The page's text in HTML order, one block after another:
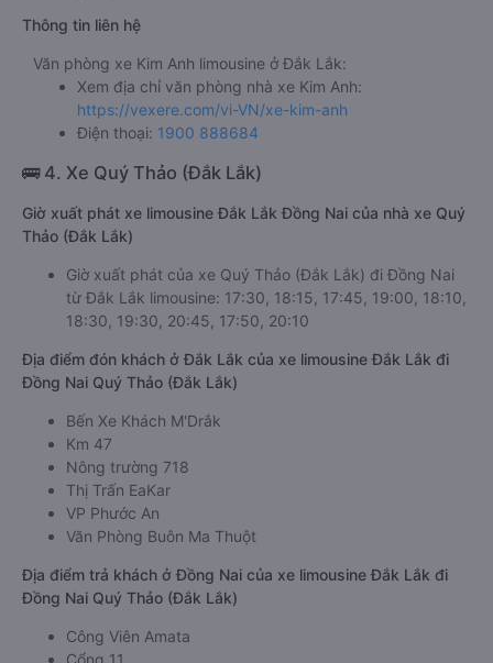
Thông tin liên hệ
Văn phòng xe Kim Anh limousine ở Đắk Lắk:
Xem địa chỉ văn phòng nhà xe Kim Anh:
https://vexere.com/vi-VN/xe-kim-anh
Điện thoại: 1900 888684
🚌 4. Xe Quý Thảo (Đắk Lắk)
Giờ xuất phát xe limousine Đắk Lắk Đồng Nai của nhà xe Quý
Thảo (Đắk Lắk)
Giờ xuất phát của xe Quý Thảo (Đắk Lắk) đi Đồng Nai
từ Đắk Lắk limousine: 17:30, 18:15, 17:45, 19:00, 18:10,
18:30, 19:30, 20:45, 17:50, 20:10
Địa điểm đón khách ở Đắk Lắk của xe limousine Đắk Lắk đi
Đồng Nai Quý Thảo (Đắk Lắk)
Bến Xe Khách M'Drắk
Km 47
Nông trường 718
Thị Trấn EaKar
VP Phước An
Văn Phòng Buôn Ma Thuột
Địa điểm trả khách ở Đồng Nai của xe limousine Đắk Lắk đi
Đồng Nai Quý Thảo (Đắk Lắk)
Công Viên Amata
Cổng 11